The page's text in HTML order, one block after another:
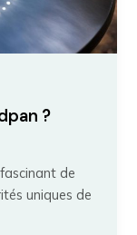
?
de
uniques de